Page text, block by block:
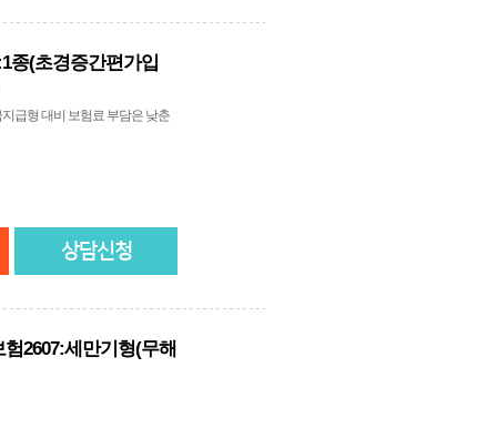
종(초경증간편가입
급형 대비 보험료 부담은 낮춘
상담신청
2607:세만기형(무해